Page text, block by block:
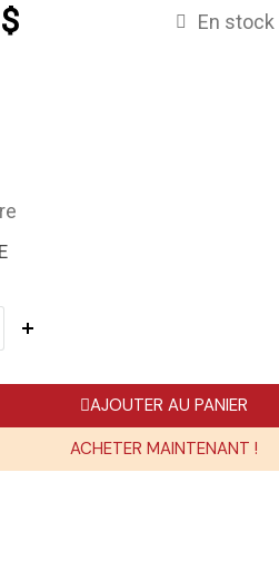
En stock
AJOUTER AU PANIER
ACHETER MAINTENANT !